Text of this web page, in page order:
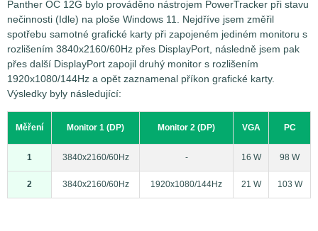
Panther OC 12G bylo prováděno nástrojem PowerTracker při stavu
nečinnosti (Idle) na ploše Windows 11. Nejdříve jsem změřil
spotřebu samotné grafické karty při zapojeném jediném monitoru s
rozlišením 3840x2160/60Hz přes DisplayPort, následně jsem pak
přes další DisplayPort zapojil druhý monitor s rozlišením
1920x1080/144Hz a opět zaznamenal příkon grafické karty.
Výsledky byly následující:
Měření Monitor 1 (DP) Monitor 2 (DP) VGA PC
1 3840x2160/60Hz - 16 W 98 W
2 3840x2160/60Hz 1920x1080/144Hz 21 W 103 W